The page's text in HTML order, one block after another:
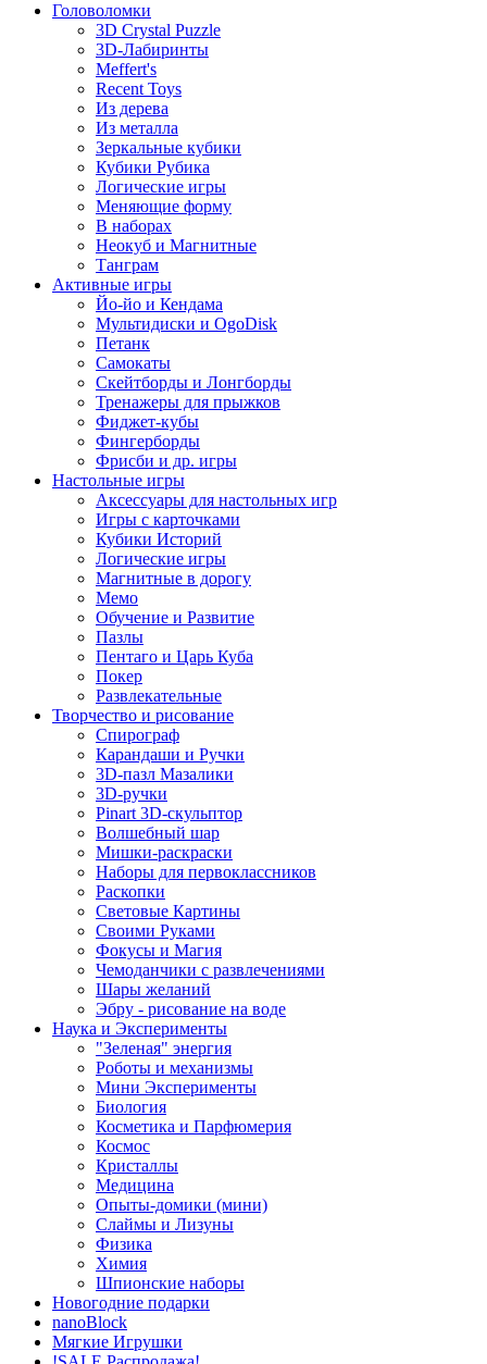
Головоломки
3D Crystal Puzzle
3D-Лабиринты
Meffert's
Recent Toys
Из дерева
Из металла
Зеркальные кубики
Кубики Рубика
Логические игры
Меняющие форму
В наборах
Неокуб и Магнитные
Танграм
Активные игры
Йо-йо и Кендама
Мультидиски и OgoDisk
Петанк
Самокаты
Скейтборды и Лонгборды
Тренажеры для прыжков
Фиджет-кубы
Фингерборды
Фрисби и др. игры
Настольные игры
Аксессуары для настольных игр
Игры с карточками
Кубики Историй
Логические игры
Магнитные в дорогу
Мемо
Обучение и Развитие
Пазлы
Пентаго и Царь Куба
Покер
Развлекательные
Творчество и рисование
Спирограф
Карандаши и Ручки
3D-пазл Мазалики
3D-ручки
Pinart 3D-скульптор
Волшебный шар
Мишки-раскраски
Наборы для первоклассников
Раскопки
Световые Картины
Своими Руками
Фокусы и Магия
Чемоданчики с развлечениями
Шары желаний
Эбру - рисование на воде
Наука и Эксперименты
"Зеленая" энергия
Роботы и механизмы
Мини Эксперименты
Биология
Косметика и Парфюмерия
Космос
Кристаллы
Медицина
Опыты-домики (мини)
Слаймы и Лизуны
Физика
Химия
Шпионские наборы
Новогодние подарки
nanoBlock
Мягкие Игрушки